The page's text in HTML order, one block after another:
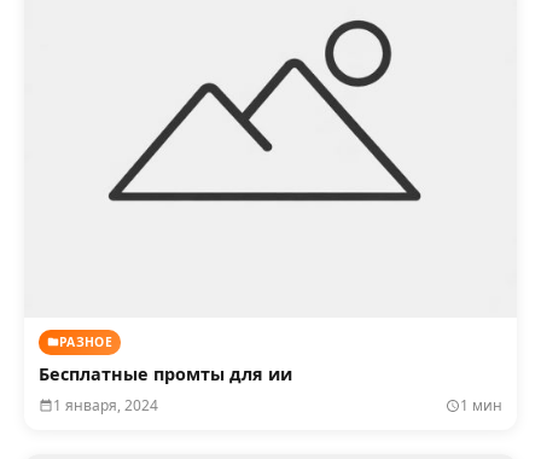
РАЗНОЕ
Бесплатные промты для ии
1 января, 2024 1 мин